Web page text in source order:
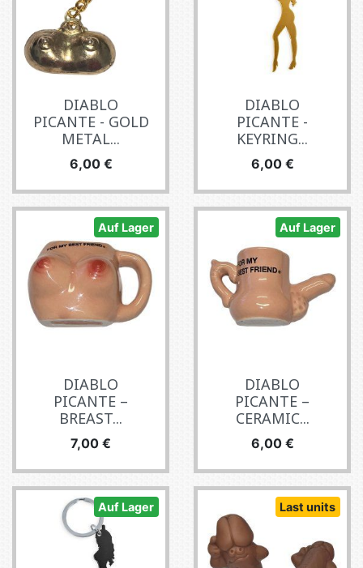
DIABLO
PICANTE - GOLD
METAL...
Preis
6,00 €
DIABLO
PICANTE -
KEYRING...
Preis
6,00 €
Auf Lager
DIABLO
PICANTE –
BREAST...
Preis
7,00 €
Auf Lager
DIABLO
PICANTE –
CERAMIC...
Preis
6,00 €
Auf Lager Last units